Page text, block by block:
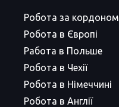
Робота за кордоном
Робота в Європі
Работа в Польше
Робота в Чехії
Робота в Німеччині
Робота в Англії